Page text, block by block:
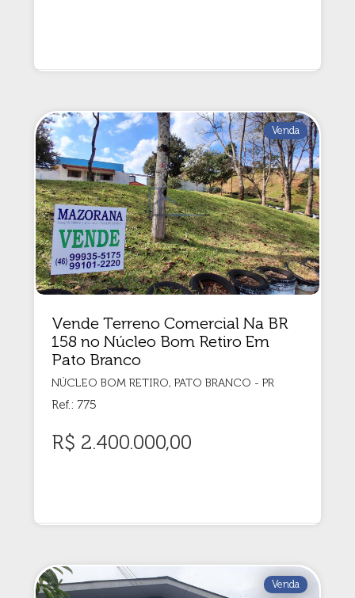
Venda
Vende Terreno Comercial Na BR
158 no Núcleo Bom Retiro Em
Pato Branco
NÚCLEO BOM RETIRO, PATO BRANCO - PR
Ref.: 775
R$ 2.400.000,00
Venda